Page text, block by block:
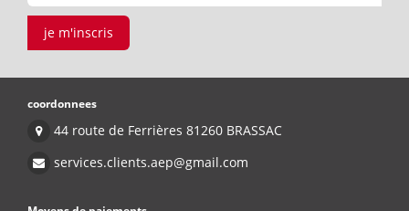
je m'inscris
coordonnees
44 route de Ferrières 81260 BRASSAC
services.clients.aep@gmail.com